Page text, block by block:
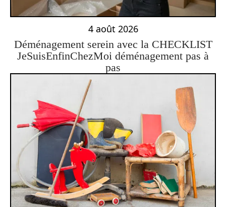
4 août 2026
Déménagement serein avec la CHECKLIST
JeSuisEnfinChezMoi déménagement pas à
pas